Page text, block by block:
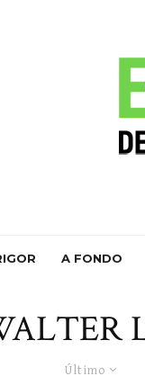
A FONDO
Último